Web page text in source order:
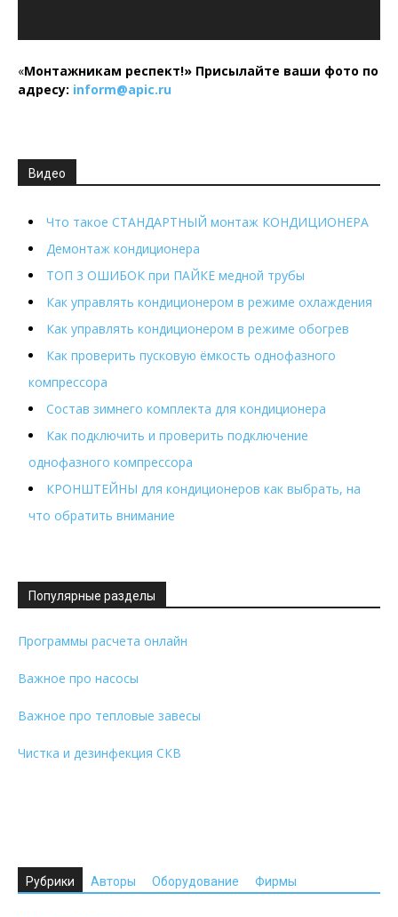
«Монтажникам респект!» Присылайте ваши фото по
адресу: inform@apic.ru
Видео
Что такое СТАНДАРТНЫЙ монтаж КОНДИЦИОНЕРА
Демонтаж кондиционера
ТОП 3 ОШИБОК при ПАЙКЕ медной трубы
Как управлять кондиционером в режиме охлаждения
Как управлять кондиционером в режиме обогрев
Как проверить пусковую ёмкость однофазного
компрессора
Состав зимнего комплекта для кондиционера
Как подключить и проверить подключение
однофазного компрессора
КРОНШТЕЙНЫ для кондиционеров как выбрать, на
что обратить внимание
Популярные разделы
Программы расчета онлайн
Важное про насосы
Важное про тепловые завесы
Чистка и дезинфекция СКВ
Рубрики Авторы Оборудование Фирмы